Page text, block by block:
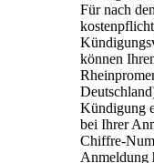
Für nach
können
Kündigung
bei Ihrer
Chiffre-
Anmeldung